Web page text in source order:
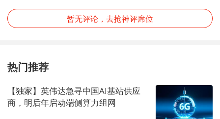
暂无评论，去抢神评席位
热门推荐
【独家】英伟达急寻中国AI基站供应
商，明后年启动端侧算力组网